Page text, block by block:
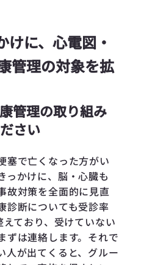
けに、心電図・
管理の対象を拡
管理の取り組み
さい
塞で亡くなった方がい
っかけに、脳・心臓も
故対策を全面的に見直
診断についても受診率
ており、受けていない
ずは連絡します。それで
人が出てくると、グルー